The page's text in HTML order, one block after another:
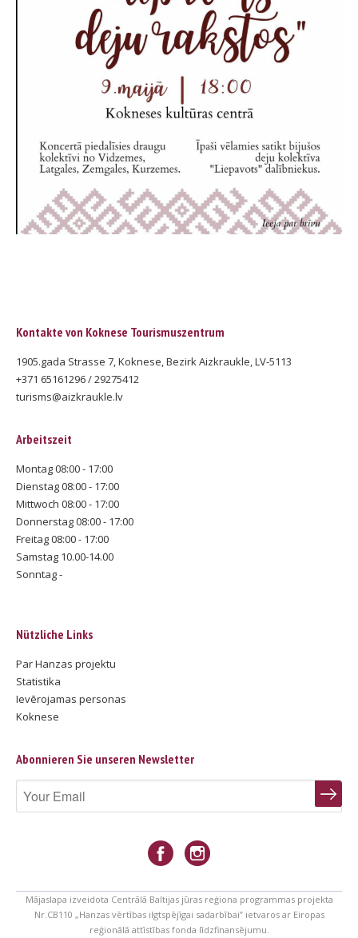
Kontakte von Koknese Tourismuszentrum
1905.gada Strasse 7, Koknese, Bezirk Aizkraukle, LV-5113
+371 65161296 / 29275412
turisms@aizkraukle.lv
Arbeitszeit
Montag 08:00 - 17:00
Dienstag 08:00 - 17:00
Mittwoch 08:00 - 17:00
Donnerstag 08:00 - 17:00
Freitag 08:00 - 17:00
Samstag 10.00-14.00
Sonntag -
Nützliche Links
Par Hanzas projektu
Statistika
Ievērojamas personas
Koknese
Abonnieren Sie unseren Newsletter
Mājaslapa izveidota Centrālā Baltijas jūras reģiona programmas projekta
Nr.CB110 „Hanzas vērtības ilgtspējīgai sadarbībai” ietvaros ar Eiropas
reģionālā attīstības fonda līdzfinansējumu.